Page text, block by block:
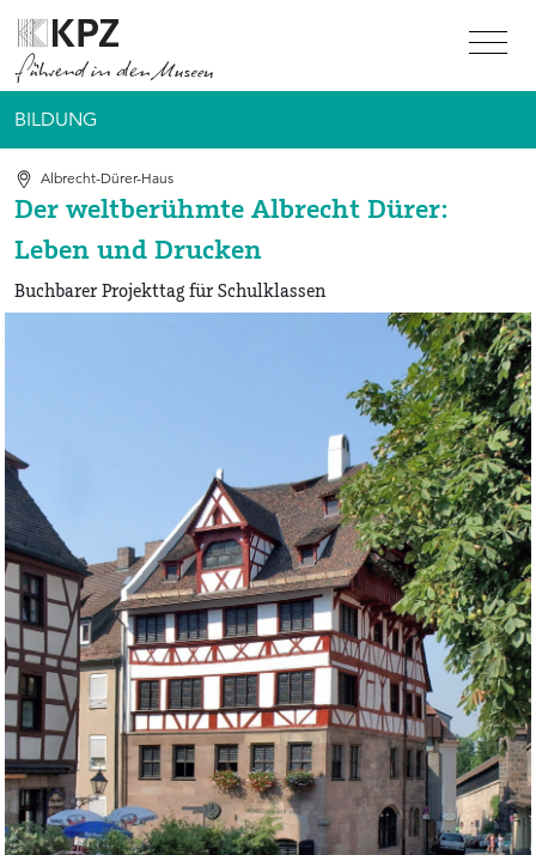
Zur Service Navigation
Zur Hauptnavigation
Zum Inhalt
BILDUNG
Albrecht-Dürer-Haus
Der weltberühmte Albrecht Dürer:
Leben und Drucken
Buchbarer Projekttag für Schulklassen